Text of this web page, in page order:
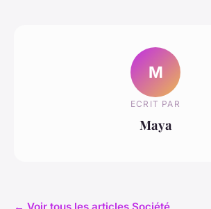
M
ECRIT PAR
Maya